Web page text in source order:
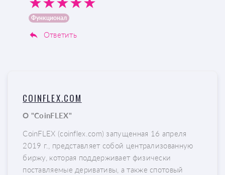
Функционал
Ответить
COINFLEX.COM
О "CoinFLEX"
CoinFLEX (coinflex.com) запущенная 16 апреля
2019 г., представляет собой централизованную
биржу, которая поддерживает физически
поставляемые деривативы, а также спотовый